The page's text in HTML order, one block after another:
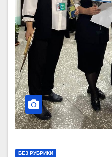
БЕЗ РУБРИКИ